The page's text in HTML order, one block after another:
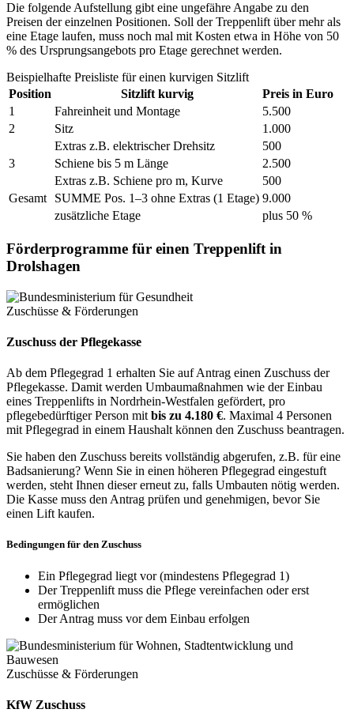
Die folgende Aufstellung gibt eine ungefähre Angabe zu den
Preisen der einzelnen Positionen. Soll der Treppenlift über mehr als
eine Etage laufen, muss noch mal mit Kosten etwa in Höhe von 50
% des Ursprungsangebots pro Etage gerechnet werden.
Beispielhafte Preisliste für einen kurvigen Sitzlift
Position
Sitzlift kurvig
Preis in Euro
1
Fahreinheit und Montage
5.500
2
Sitz
1.000
Extras z.B. elektrischer Drehsitz
500
3
Schiene bis 5 m Länge
2.500
Extras z.B. Schiene pro m, Kurve
500
Gesamt
SUMME Pos. 1–3 ohne Extras (1 Etage) 9.000
zusätzliche Etage
plus 50 %
Förderprogramme für einen Treppenlift in
Drolshagen
Zuschüsse & Förderungen
Zuschuss der Pflegekasse
Ab dem Pflegegrad 1 erhalten Sie auf Antrag einen Zuschuss der
Pflegekasse. Damit werden Umbaumaßnahmen wie der Einbau
eines Treppenlifts in Nordrhein-Westfalen gefördert, pro
pflegebedürftiger Person mit bis zu 4.180 €. Maximal 4 Personen
mit Pflegegrad in einem Haushalt können den Zuschuss beantragen.
Sie haben den Zuschuss bereits vollständig abgerufen, z.B. für eine
Badsanierung? Wenn Sie in einen höheren Pflegegrad eingestuft
werden, steht Ihnen dieser erneut zu, falls Umbauten nötig werden.
Die Kasse muss den Antrag prüfen und genehmigen, bevor Sie
einen Lift kaufen.
Bedingungen für den Zuschuss
Ein Pflegegrad liegt vor (mindestens Pflegegrad 1)
Der Treppenlift muss die Pflege vereinfachen oder erst
ermöglichen
Der Antrag muss vor dem Einbau erfolgen
Zuschüsse & Förderungen
KfW Zuschuss